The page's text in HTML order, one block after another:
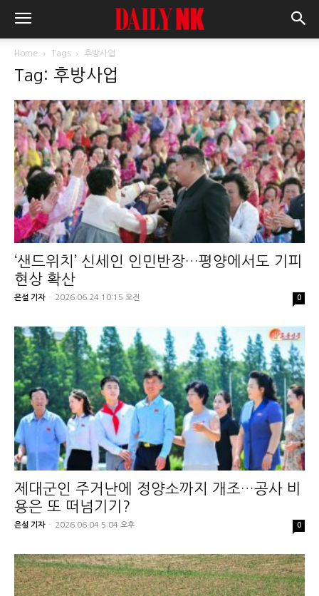
Home Tags 후방사업
Tag: 후방사업
‘샌드위치’ 신세인 인민반장…평양에서도 기피
현상 확산
은설 기자 - 2026.06.24 10:15 오전 0
제대군인 주거난에 정양소까지 개조…공사 비
용은 또 떠넘기기?
은설 기자 - 2026.06.04 5:04 오후 0